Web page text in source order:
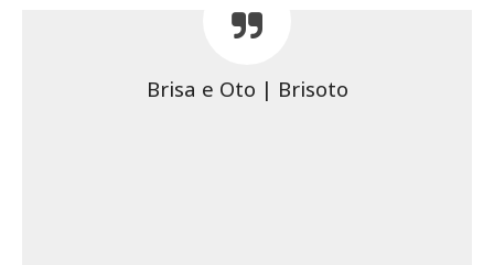
Brisa e Oto | Brisoto